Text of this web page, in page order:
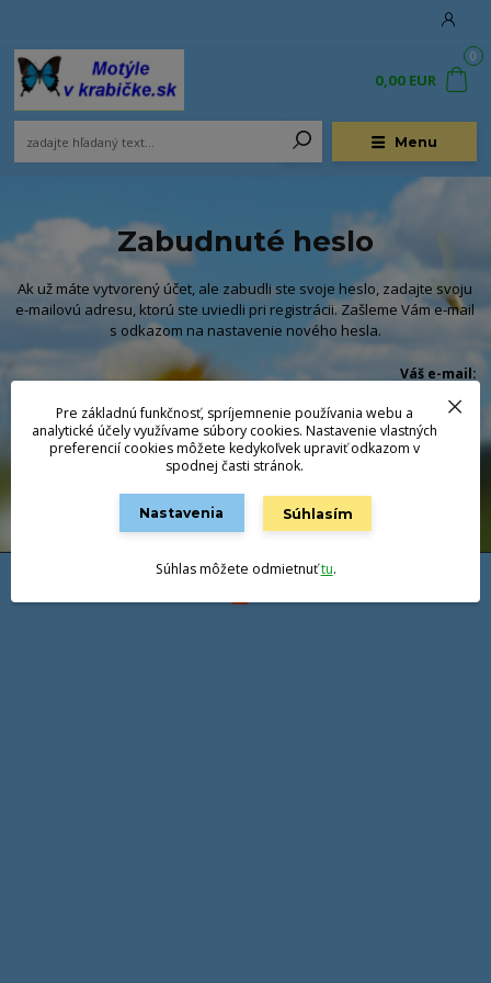
Menu
0
0,00 EUR
Zabudnuté heslo
Ak už máte vytvorený účet, ale zabudli ste svoje heslo, zadajte svoju
e-mailovú adresu, ktorú ste uviedli pri registrácii. Zašleme Vám e-mail
s odkazom na nastavenie nového hesla.
Váš e-mail:
Obnoviť heslo
Pre základnú funkčnosť, spríjemnenie používania webu a
analytické účely využívame súbory cookies. Nastavenie vlastných
preferencií cookies môžete kedykoľvek upraviť odkazom v
spodnej časti stránok.
Nastavenia Súhlasím
Súhlas môžete odmietnuťtu.